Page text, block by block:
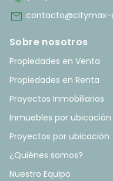
mail
Sobre nosotros
Propiedades en Venta
Propiedades en Renta
Proyectos Inmobiliarios
Inmuebles por ubicación
Proyectos por ubicación
¿Quiénes somos?
Nuestro Equipo